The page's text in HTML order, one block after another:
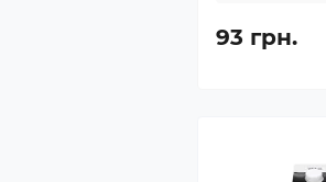
93 грн.